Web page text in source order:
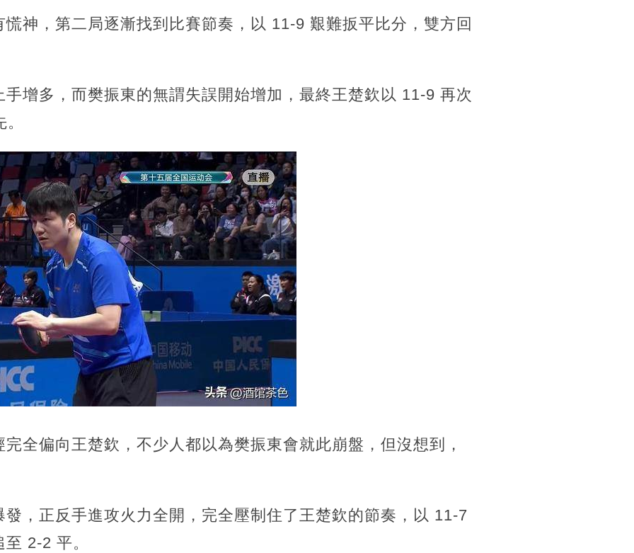
神，第二局逐漸找到比賽節奏，以 11-9 艱難扳平比分，雙方回
增多，而樊振東的無謂失誤開始增加，最終王楚欽以 11-9 再次
全偏向王楚欽，不少人都以為樊振東會就此崩盤，但沒想到，
，正反手進攻火力全開，完全壓制住了王楚欽的節奏，以 11-7
2-2 平。